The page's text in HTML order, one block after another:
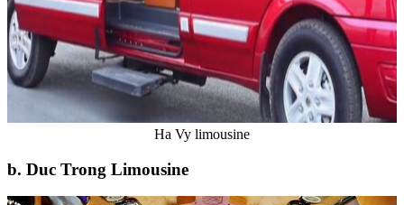
Ha Vy limousine
b. Duc Trong Limousine